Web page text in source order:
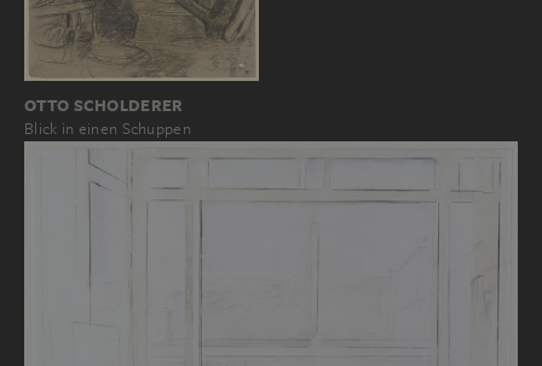
OTTO SCHOLDERER
Blick in einen Schuppen